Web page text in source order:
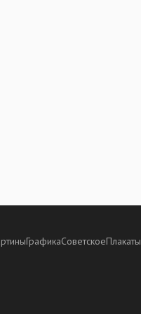
ГрафикаСоветскоеПлакаты